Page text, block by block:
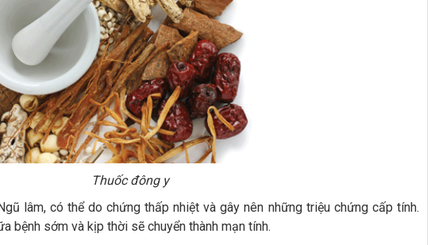
Thuốc đông y
lâm, có thể do chứng thấp nhiệt và gây nên những triệu chứng cấp tính.
bệnh sớm và kịp thời sẽ chuyển thành mạn tính.